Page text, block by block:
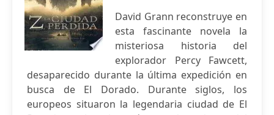
David Grann reconstruye en
esta fascinante novela la
misteriosa historia del
explorador Percy Fawcett,
desaparecido durante la última expedición en
busca de El Dorado. Durante siglos, los
europeos situaron la legendaria ciudad de El